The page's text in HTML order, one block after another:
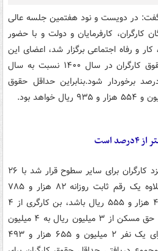
در دویست و نود هفتمین جلسه عالی
کارگران، کارفرمایان و دولت و با حضور
و رفاه اجتماعی برگزار شد، اعضای این
شورا تصویب کردند، حداقل حقوق کارگران در سال ۱۴۰۰ نسبت به سال
از رشدی معادل ۳۹ درصد برخوردار شود.بنابراین حداقل حقوق
است
وی گفت: همچنین برای رشد مزد کارگران برای سایر سطوح قرار شد با ۲۶
درصد افزایش پایه حقوق به علاوه یک رقم ثابت روزانه ۸۲ هزار و ۷۸۵
ریال یا ماهانه ۲ میلیون و ۴۸۳ هزار و ۵۵۵ ریال باشد، بن کارگری از ۴
میلیون ریال به ۶ میلیون ریال، حق مسکن از ۳ میلیون ریال به ۴ میلیون
و ۵۰۰ هزار ریال، حق اولاد برای یک نفر ۲ میلیون و ۶۵۵ هزار و ۴۹۳